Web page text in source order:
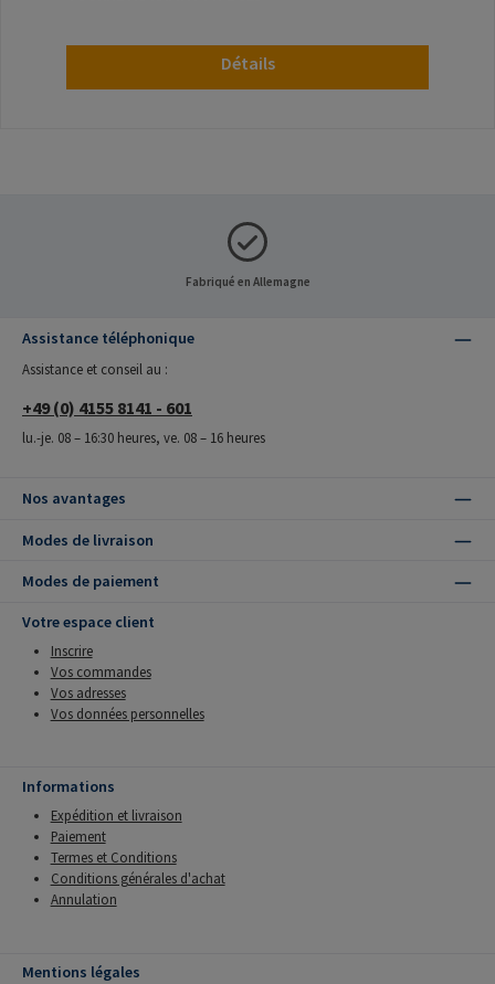
Détails
Fabriqué en Allemagne
Assistance téléphonique
Assistance et conseil au :
+49 (0) 4155 8141 - 601
lu.-je. 08 – 16:30 heures, ve. 08 – 16 heures
Nos avantages
Modes de livraison
Modes de paiement
Votre espace client
Inscrire
Vos commandes
Vos adresses
Vos données personnelles
Informations
Expédition et livraison
Paiement
Termes et Conditions
Conditions générales d'achat
Annulation
Mentions légales